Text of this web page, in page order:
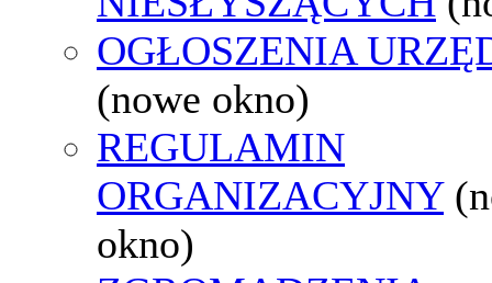
OGŁOSZENIA
(nowe okno)
REGULAMIN
ORGANIZACYJNY
okno)